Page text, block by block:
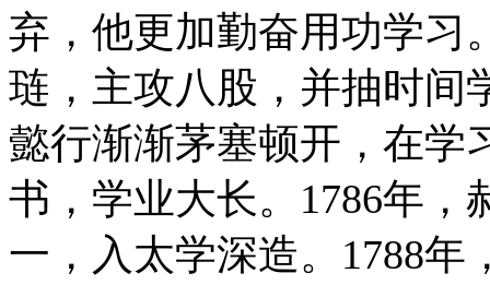
弃，他更加勤奋用功学习
琏，主攻八股，并抽时间
懿行渐渐茅塞顿开，在学
书，学业大长。1786年
一，入太学深造。1788